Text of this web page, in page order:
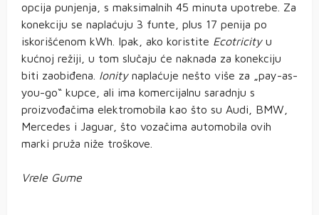
opcija punjenja, s maksimalnih 45 minuta upotrebe. Za
konekciju se naplaćuju 3 funte, plus 17 penija po
iskorišćenom kWh. Ipak, ako koristite Ecotricityu
kućnoj režiji, u tom slučaju će naknada za konekciju
biti zaobiđena. Ionitynaplaćuje nešto više za „pay-as-
you-go“ kupce, ali ima komercijalnu saradnju s
proizvođačima elektromobila kao što su Audi, BMW,
Mercedes i Jaguar, što vozačima automobila ovih
marki pruža niže troškove.
Vrele Gume